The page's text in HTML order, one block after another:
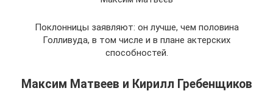
Поклонницы заявляют: он лучше, чем половина
Голливуда, в том числе и в плане актерских
способностей.
Максим Матвеев и Кирилл Гребенщиков